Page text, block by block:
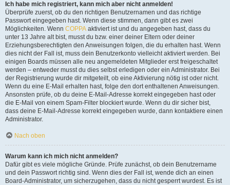
Ich habe mich registriert, kann mich aber nicht anmelden!
Überprüfe zuerst, ob du den richtigen Benutzernamen und das richtige
Passwort eingegeben hast. Wenn diese stimmen, dann gibt es zwei
Möglichkeiten. Wenn COPPA aktiviert ist und du angegeben hast, dass du
unter 13 Jahre alt bist, musst du bzw. einer deiner Eltern oder deiner
Erziehungsberechtigten den Anweisungen folgen, die du erhalten hast. Wenn
dies nicht der Fall ist, muss dein Benutzerkonto vielleicht aktiviert werden. Bei
einigen Boards müssen alle neu angemeldeten Mitglieder erst freigeschaltet
werden – entweder musst du dies selbst erledigen oder ein Administrator. Bei
der Registrierung wurde dir mitgeteilt, ob eine Aktivierung nötig ist oder nicht.
Wenn du eine E-Mail erhalten hast, folge den dort enthaltenen Anweisungen.
Ansonsten prüfe, ob du deine E-Mail-Adresse korrekt eingegeben hast oder
die E-Mail von einem Spam-Filter blockiert wurde. Wenn du dir sicher bist,
dass deine E-Mail-Adresse korrekt eingegeben wurde, dann kontaktiere einen
Administrator.
Nach oben
Warum kann ich mich nicht anmelden?
Dafür gibt es viele mögliche Gründe. Prüfe zunächst, ob dein Benutzername
und dein Passwort richtig sind. Wenn dies der Fall ist, wende dich an einen
Board-Administrator, um sicherzugehen, dass du nicht gesperrt wurdest. Es ist